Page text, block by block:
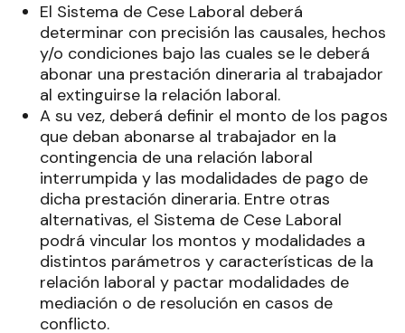
El Sistema de Cese Laboral deberá
determinar con precisión las causales, hechos
y/o condiciones bajo las cuales se le deberá
abonar una prestación dineraria al trabajador
al extinguirse la relación laboral.
A su vez, deberá definir el monto de los pagos
que deban abonarse al trabajador en la
contingencia de una relación laboral
interrumpida y las modalidades de pago de
dicha prestación dineraria. Entre otras
alternativas, el Sistema de Cese Laboral
podrá vincular los montos y modalidades a
distintos parámetros y características de la
relación laboral y pactar modalidades de
mediación o de resolución en casos de
conflicto.